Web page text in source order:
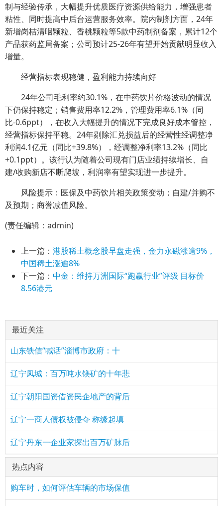
制与经验传承，大幅提升优质医疗资源供给能力，增强患者
粘性、同时提高中后台运营服务效率。院内制剂方面，24年
新增岗桔清咽颗粒、香桃颗粒等5款中药制剂备案，累计12个
产品获药监局备案；公司预计25-26年有望开始贡献明显收入
增量。
经营指标表现稳健，盈利能力持续向好
24年公司毛利率约30.1%，在中药饮片价格波动的情况
下仍保持稳定；销售费用率12.2%，管理费用率6.1%（同
比-0.6ppt），在收入大幅提升的情况下完成良好成本管控，
经营指标保持平稳。24年剔除汇兑损益后的经营性经调整净
利润4.1亿元（同比+39.8%），经调整净利率13.2%（同比
+0.1ppt）。该行认为随着公司现有门店业绩持续增长、自
建/收购新店不断爬坡，利润率有望实现进一步提升。
风险提示：医保及中药饮片相关政策变动；自建/并购不
及预期；商誉减值风险。
(责任编辑：admin)
上一篇： 港股稀土概念股早盘走强，金力永磁涨逾9%，
中国稀土涨逾8%
下一篇： 中金：维持万洲国际“跑赢行业”评级 目标价
8.56港元
最近关注
山东铁信“喊话”淄博市政府：十
辽宁凤城：百万吨水镁矿的十年悲
辽宁朝阳国资借资民企地产的背后
辽宁一商人债权被侵夺 称缘起填
辽宁丹东一企业家探出百万矿脉后
热点内容
购车时，如何评估车辆的市场保值